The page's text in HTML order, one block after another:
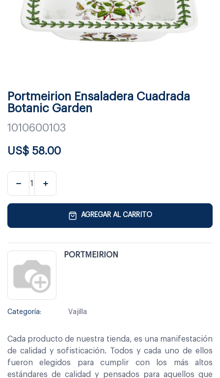
Portmeirion Ensaladera Cuadrada
Botanic Garden
1010600103
US$ 58.00
AGREGAR AL CARRITO
PORTMEIRION
Categoría: Vajilla
Cada producto de nuestra tienda, es una manifestación
de calidad y sofisticación. Todos y cada uno de ellos
fueron elegidos para cumplir con los más altos
estándares de calidad y pensados para aquellos que